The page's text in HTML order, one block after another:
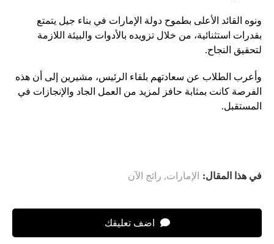
ونوه القائد الأعلى بطموح دولة الإمارات في بناء جيل يتمتع
بقدرات استثنائية، من خلال تزويده بالأدوات والبيئة اللازمة
لتحقيق النجاح.
وأعرب الطلاب عن سعادتهم بلقاء الرئيس، مشيرين إلى أن هذه
الفرصة كانت بمثابة حافز لمزيد من العمل الجاد والإنجازات في
المستقبل.
في هذا المقال: الإمارات, رائج الآن
اضف تعليقك